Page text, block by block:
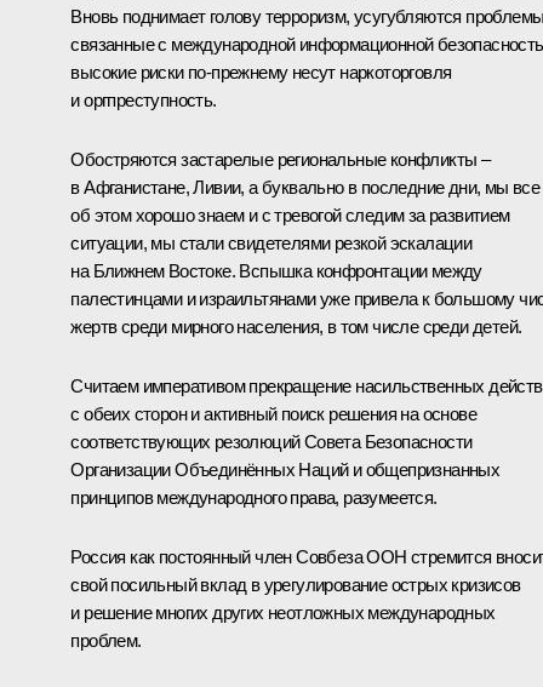
Вновь поднимает голову терроризм, усугубляются
связанные с международной информационной
высокие риски по-прежнему несут наркоторговля
и оргпреступность.
Обостряются застарелые региональные конфликты –
в Афганистане, Ливии, а буквально в последние дни, мы все
об этом хорошо знаем и с тревогой следим за развитием
ситуации, мы стали свидетелями резкой эскалации
на Ближнем Востоке. Вспышка конфронтации между
палестинцами и израильтянами уже привела к большому
жертв среди мирного населения, в том числе среди детей.
Считаем императивом прекращение насильственных
с обеих сторон и активный поиск решения на основе
соответствующих резолюций Совета Безопасности
Организации Объединённых Наций и общепризнанных
принципов международного права, разумеется.
Россия как постоянный член Совбеза ООН стремится
свой посильный вклад в урегулирование острых кризисов
и решение многих других неотложных международных
проблем.